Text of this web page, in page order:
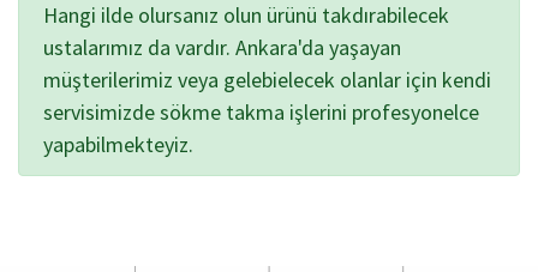
Hangi ilde olursanız olun ürünü takdırabilecek
ustalarımız da vardır. Ankara'da yaşayan
müşterilerimiz veya gelebielecek olanlar için kendi
servisimizde sökme takma işlerini profesyonelce
yapabilmekteyiz.